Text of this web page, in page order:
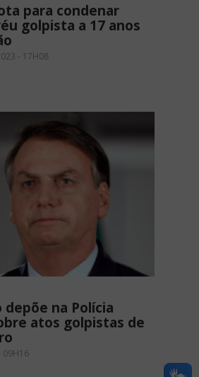
para condenar
golpista a 17 anos
- 17H08
depõe na Polícia
atos golpistas de
09H16